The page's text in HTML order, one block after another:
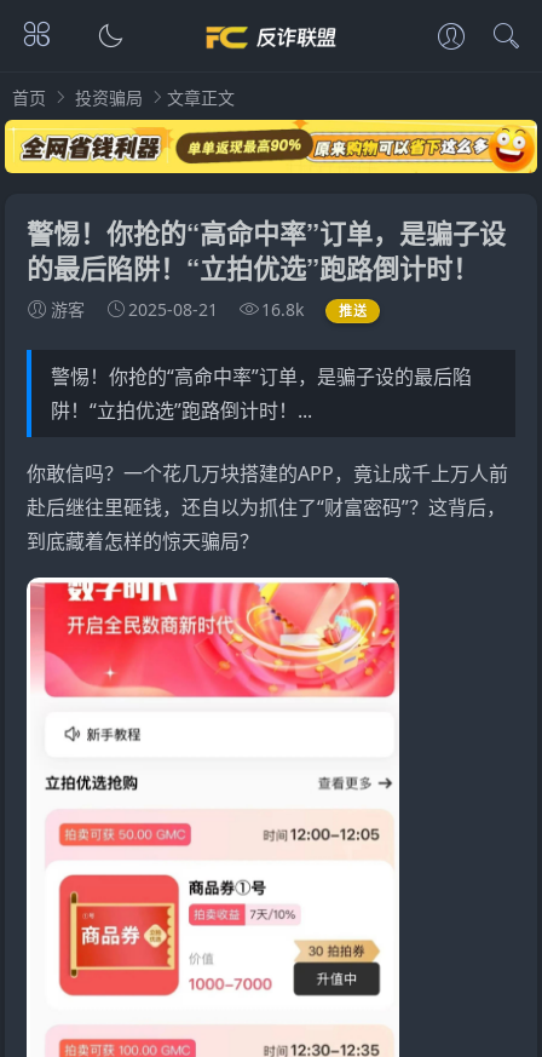
首页 投资骗局 文章正文
警惕！你抢的“高命中率”订单，是骗子设
的最后陷阱！“立拍优选”跑路倒计时！
游客 2025-08-21 16.8k 推送
警惕！你抢的“高命中率”订单，是骗子设的最后陷
阱！“立拍优选”跑路倒计时！...
你敢信吗？一个花几万块搭建的APP，竟让成千上万人前
赴后继往里砸钱，还自以为抓住了“财富密码”？这背后，
到底藏着怎样的惊天骗局？